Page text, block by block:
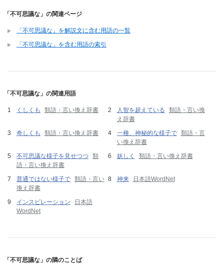
「不可思議な」の関連ページ
「不可思議な」を解説文に含む用語の一覧
「不可思議な」を含む用語の索引
「不可思議な」の関連用語
くしくも 類語・言い換え辞書 人智を超えている
類語・言い換
え辞書
奇しくも
類語・言い換え辞書 一種、神秘的な様子で 類語・言
い換え辞書
不可思議な様子を見せつつ
類
語・言い換え辞書
妖しく 類語・言い換え辞書
普通ではない様子で 類語・言い
換え辞書
神来 日本語WordNet
インスピレーション
日本語
WordNet
「不可思議な」の隣のことば